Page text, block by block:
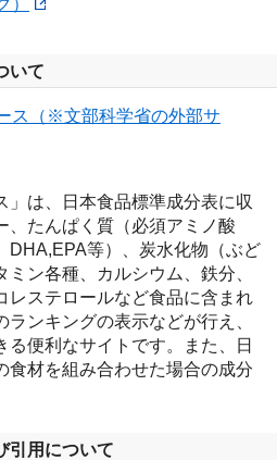
いて
ス（※文部科学省の外部サ
は、日本食品標準成分表に収
、たんぱく質（必須アミノ酸
DHA,EPA等）、炭水化物（ぶど
ン各種、カルシウム、鉄分、
レステロールなど食品に含まれ
ンキングの表示などが行え、
る便利なサイトです。また、日
食材を組み合わせた場合の成分
引用について